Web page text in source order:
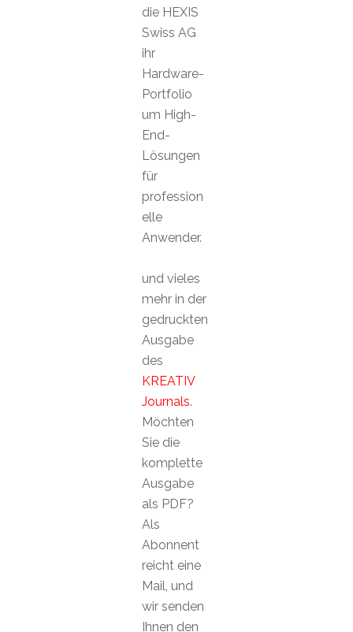
die HEXIS
Swiss AG
ihr
Hardware-
Portfolio
um High-
End-
Lösungen
für
profession
elle
Anwender.
und vieles
mehr in der
gedruckten
Ausgabe
des
KREATIV
Journals.
Möchten
Sie die
komplette
Ausgabe
als PDF?
Als
Abonnent
reicht eine
Mail, und
wir senden
Ihnen den